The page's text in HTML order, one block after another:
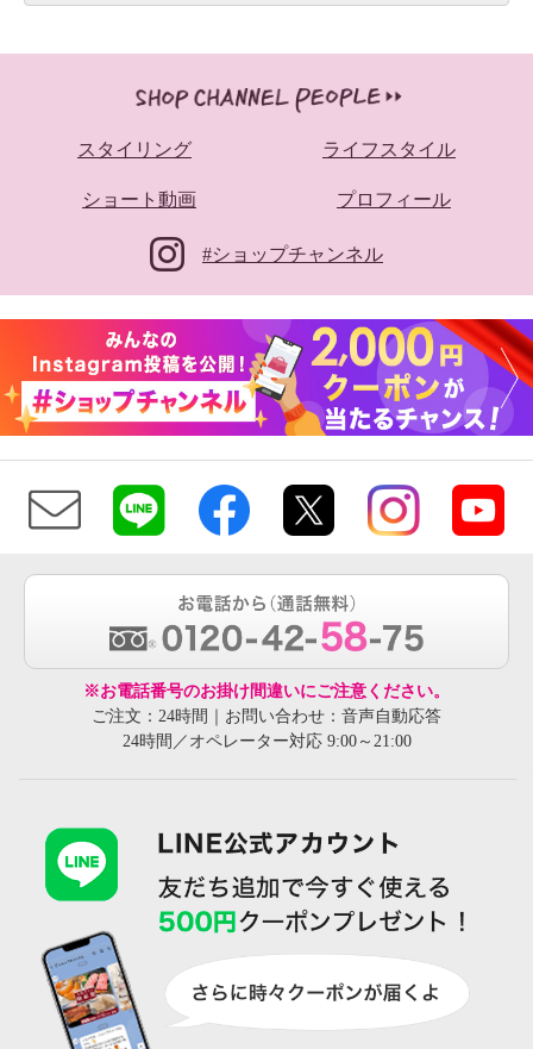
スタイリング ライフスタイル
ショート動画 プロフィール
#ショップチャンネル
※お電話番号のお掛け間違いにご注意ください。
ご注文：24時間｜お問い合わせ：音声自動応答
24時間／オペレーター対応 9:00～21:00